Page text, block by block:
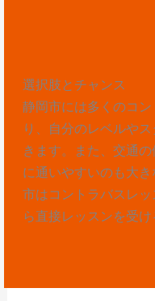
選択肢とチャンス
静岡市には多くのコ
り、自分のレベルや
きます。また、交通
に通いやすいのも大
市はコントラバスレ
ら直接レッスンを受け